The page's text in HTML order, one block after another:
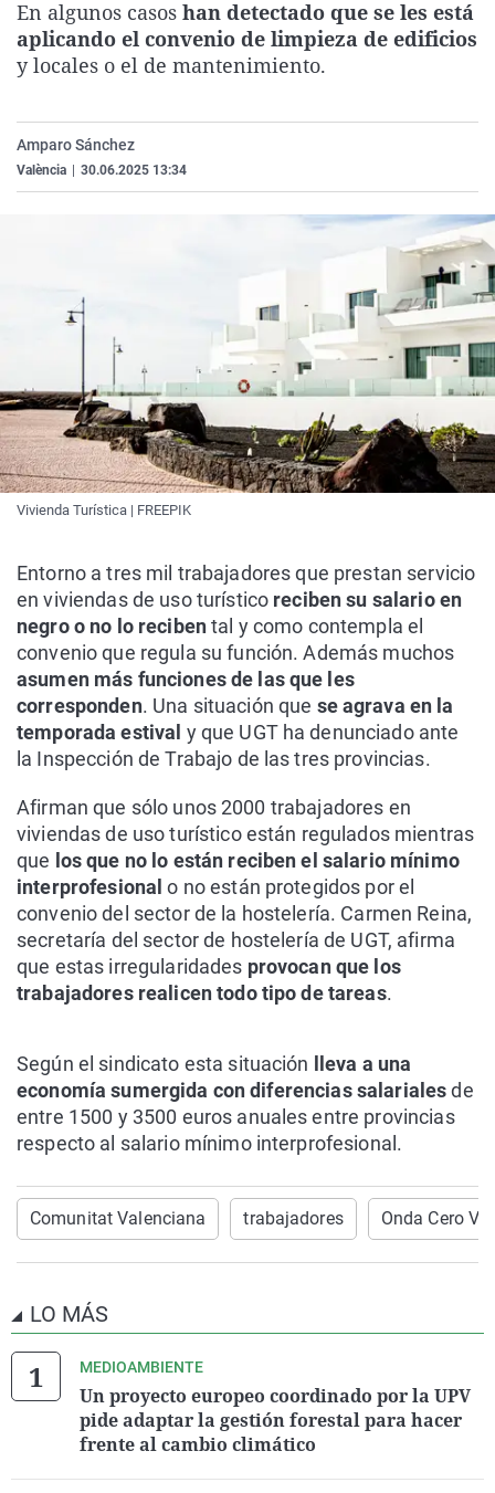
La rosa de los vientos
Caso
Extremadura
Virales
En algunos casos han detectado que se les está
aplicando el convenio de limpieza de edificios
y locales o el de mantenimiento.
Amparo Sánchez
València 30.06.2025 13:34
Vivienda Turística | FREEPIK
Entorno a tres mil trabajadores que prestan servicio
en viviendas de uso turístico reciben su salario en
negro o no lo recibental y como contempla el
convenio que regula su función. Además muchos
asumen más funciones de las que les
corresponden. Una situación que se agrava en la
temporada estival y que UGT ha denunciado ante
la Inspección de Trabajo de las tres provincias.
Afirman que sólo unos 2000 trabajadores en
viviendas de uso turístico están regulados mientras
que los que no lo están reciben el salario mínimo
interprofesional o no están protegidos por el
convenio del sector de la hostelería. Carmen Reina,
secretaría del sector de hostelería de UGT, afirma
que estas irregularidades provocan que los
trabajadores realicen todo tipo de tareas.
Según el sindicato esta situación
lleva a una
economía sumergida con diferencias salarialesde
entre 1500 y 3500 euros anuales entre provincias
respecto al salario mínimo interprofesional.
Comunitat Valenciana trabajadores Onda Cero
LO MÁS
MEDIOAMBIENTE
Un proyecto europeo coordinado por la UPV
pide adaptar la gestión forestal para hacer
frente al cambio climático